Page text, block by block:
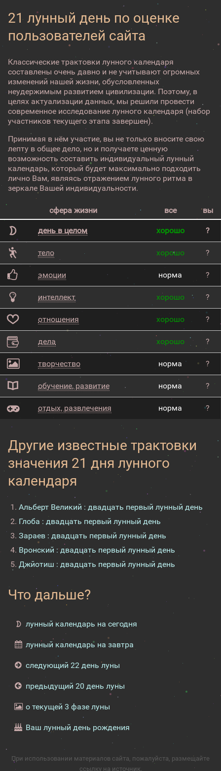
21 лунный день по оценке
пользователей сайта
Классические трактовки лунного календаря
составлены очень давно и не учитывают огромных
изменений нашей жизни, обусловленных
неудержимым развитием цивилизации. Поэтому, в
целях актуализации данных, мы решили провести
современное исследование лунного календаря (набор
участников текущего этапа завершен).
Принимая в нём участие, вы не только вносите свою
лепту в общее дело, но и получаете ценную
возможность составить индивидуальный лунный
календарь, который будет максимально подходить
лично Вам, являясь отражением лунного ритма в
зеркале Вашей индивидуальности.
сфера жизни все вы
день в целом хорошо ?
тело хорошо ?
эмоции норма ?
интеллект хорошо ?
отношения хорошо ?
дела хорошо ?
творчество норма ?
обучение, развитие норма ?
отдых, развлечения норма ?
Другие известные трактовки
значения 21 дня лунного
календаря
Альберт Великий : двадцать первый лунный день
Глоба : двадцать первый лунный день
Зараев : двадцать первый лунный день
Вронский : двадцать первый лунный день
Джйотиш : двадцать первый лунный день
Что дальше?
лунный календарь на сегодня
лунный календарь на завтра
следующий 22 день луны
предыдущий 20 день луны
о текущей 3 фазе луны
Ваш лунный день рождения
При использовании материалов сайта, пожалуйста, размещайте
ссылку на источник.